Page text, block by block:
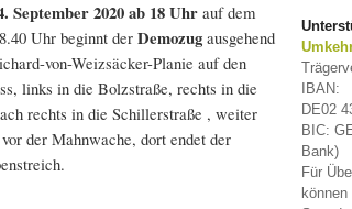
September 2020ab 18 Uhr auf dem
Uhr beginnt der Demozug ausgehend
von-Weizsäcker-Planie auf den
links in die Bolzstraße, rechts in die
rechts in die Schillerstraße , weiter
der Mahnwache, dort endet der
IBAN:
DE02
BIC:
Bank)
Für